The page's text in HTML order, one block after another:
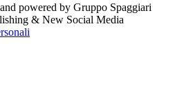
powered by Gruppo Spaggiari
& New Social Media